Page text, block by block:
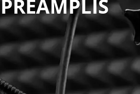
PRÉAMPLIS